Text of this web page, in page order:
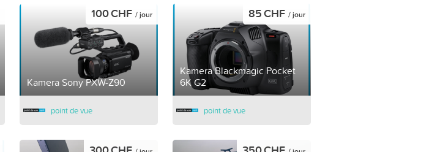
Kamera Sony PXW-Z90
100 CHF / jour
point de vue
Kamera Blackmagic Pocket
6K G2
85 CHF / jour
point de vue